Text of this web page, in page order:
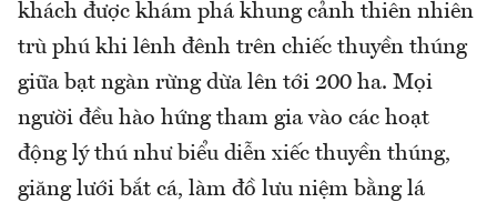
khách được khám phá khung cảnh thiên nhiên
trù phú khi lênh đênh trên chiếc thuyền thúng
giữa bạt ngàn rừng dừa lên tới 200 ha. Mọi
người đều hào hứng tham gia vào các hoạt
động lý thú như biểu diễn xiếc thuyền thúng,
giăng lưới bắt cá, làm đồ lưu niệm bằng lá